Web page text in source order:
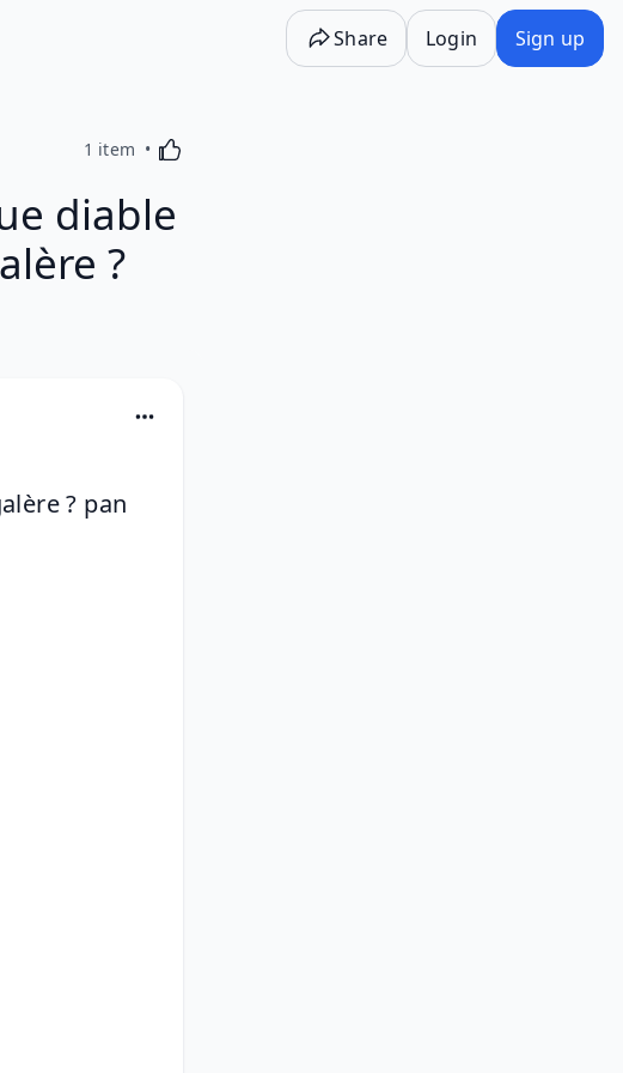
Share Login Sign up
1 item Activating this element will cause content on the
diable
?
? pan